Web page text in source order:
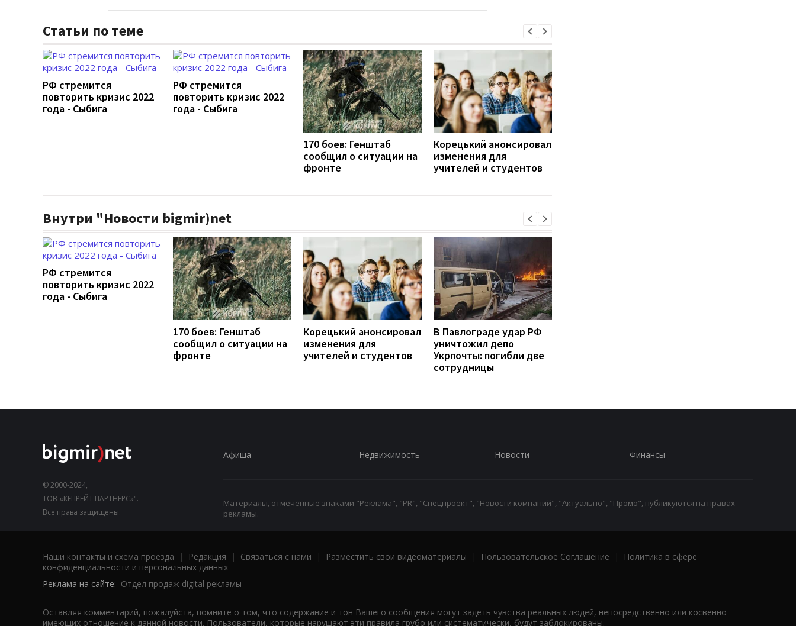
Статьи по теме
РФ стремится
повторить кризис 2022
года - Сыбига
РФ стремится
повторить кризис 2022
года - Сыбига
170 боев: Генштаб
сообщил о ситуации на
фронте
Корецький анонсировал
изменения для
учителей и студентов
Внутри "Новости bigmir)net
РФ стремится
повторить кризис 2022
года - Сыбига
170 боев: Генштаб
сообщил о ситуации на
фронте
Корецький анонсировал
изменения для
учителей и студентов
В Павлограде удар РФ
уничтожил депо
Укрпочты: погибли две
сотрудницы
© 2000-2024,
ТОВ «КЕПРЕЙТ ПАРТНЕРС»".
Все права защищены.
Афиша Недвижимость Новости Финансы
Материалы, отмеченные знаками "Реклама", "PR", "Спецпроект", "Новости компаний", "Актуально", "Промо", публикуются на правах
рекламы.
Наши контакты и схема проезда | Редакция | Связаться с нами | Разместить свои видеоматериалы | Пользовательское Соглашение |
Политика в сфере
конфиденциальности и персональных данных
Реклама на сайте: Отдел продаж digital рекламы
Оставляя комментарий, пожалуйста, помните о том, что содержание и тон Вашего сообщения могут задеть чувства реальных людей, непосредственно или косвенно
имеющих отношение к данной новости. Пользователи, которые нарушают эти правила грубо или систематически, будут заблокированы.